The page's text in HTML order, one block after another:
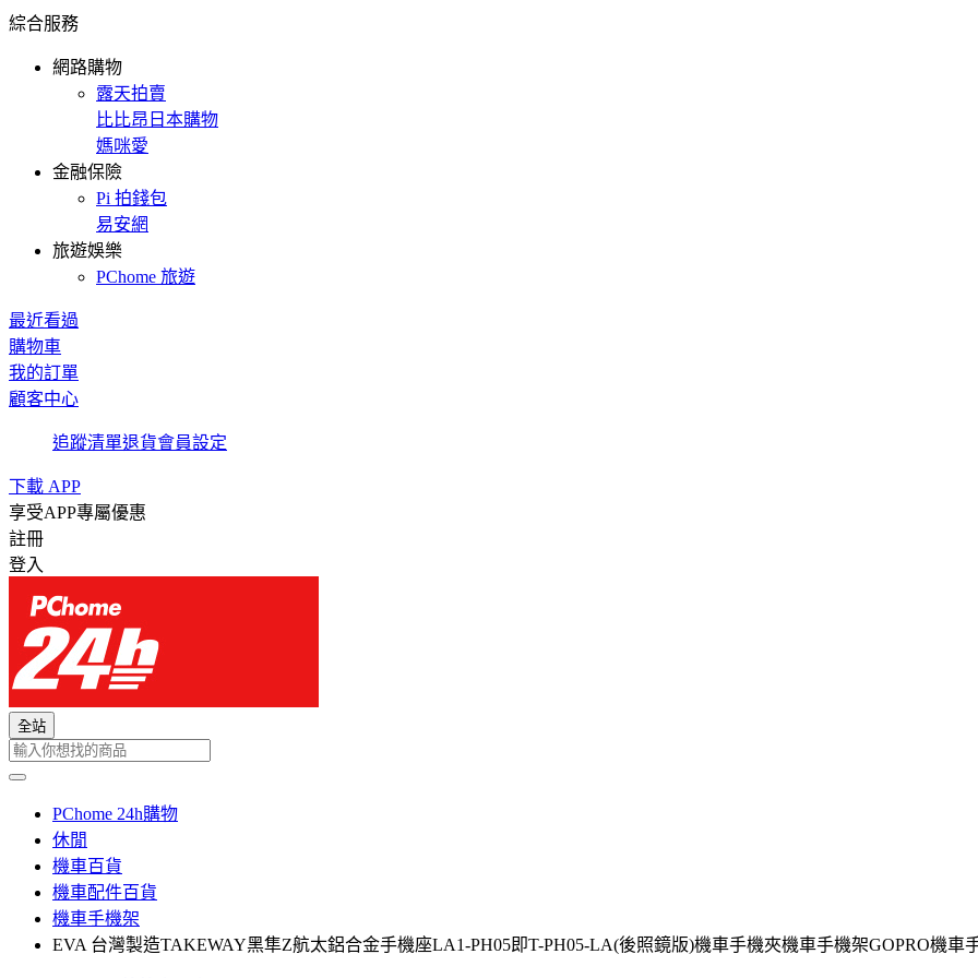
綜合服務
網路購物
露天拍賣
比比昂日本購物
媽咪愛
金融保險
Pi 拍錢包
易安網
旅遊娛樂
PChome 旅遊
最近看過
購物車
我的訂單
顧客中心
追蹤清單退貨會員設定
下載 APP
享受APP專屬優惠
註冊
登入
全站
PChome 24h購物
休閒
機車百貨
機車配件百貨
機車手機架
EVA 台灣製造TAKEWAY黑隼Z航太鋁合金手機座LA1-PH05即T-PH05-LA(後照鏡版)機車手機夾機車手機架GOPRO機車